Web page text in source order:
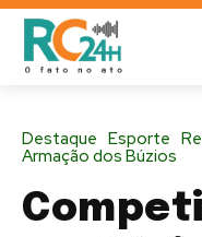
Destaque Esporte
Armação dos Búzios